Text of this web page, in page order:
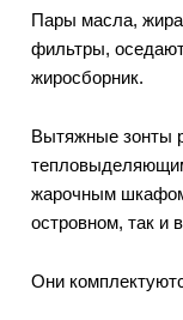
Пары масла,
фильтры,
жиросборник.
Вытяжные зонты
жарочным
островном, так и
Они